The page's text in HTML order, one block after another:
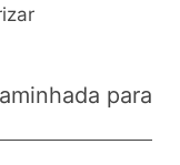
para